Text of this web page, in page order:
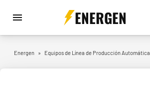
ENERGEN
Energen » Equipos de Línea de Producción Automática